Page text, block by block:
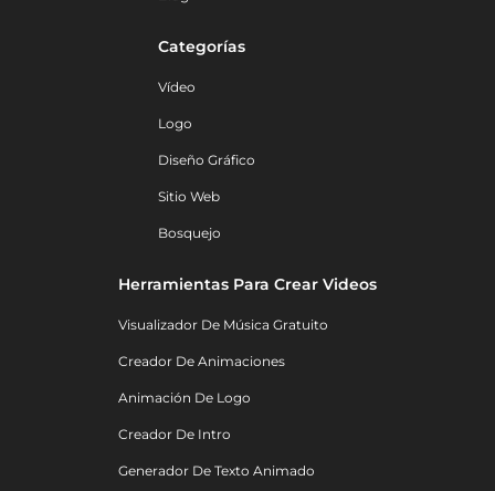
Categorías
Vídeo
Logo
Diseño Gráfico
Sitio Web
Bosquejo
Herramientas Para Crear Videos
Visualizador De Música Gratuito
Creador De Animaciones
Animación De Logo
Creador De Intro
Generador De Texto Animado